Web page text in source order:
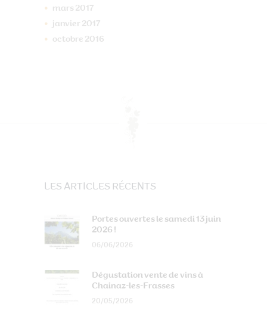
mars 2017
janvier 2017
octobre 2016
LES ARTICLES RÉCENTS
Portes ouvertes le samedi 13 juin
2026 !
06/06/2026
Dégustation vente de vins à
Chainaz-les-Frasses
20/05/2026